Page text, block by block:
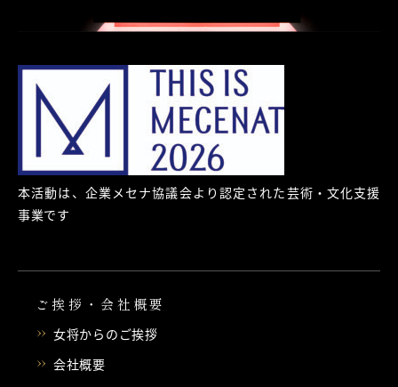
ご挨拶・会社概要
女将からのご挨拶
会社概要
本活動は、企業メセナ協議会より認定された芸術・文化支援
事業です